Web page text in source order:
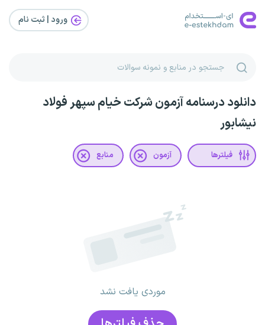
ورود | ثبت‌ نام
دانلود درسنامه آزمون شرکت خیام سپهر فولاد
نیشابور
فیلترها آزمون منابع
موردی یافت نشد